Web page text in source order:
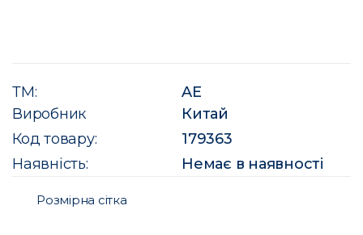
ТМ:
AE
Виробник
Китай
Код товару:
179363
Наявність:
Немає в наявності
Розмірна сітка